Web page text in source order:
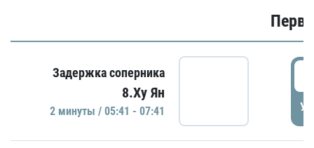
Задержка соперника
8.Ху Ян
2 минуты / 05:41 - 07:41